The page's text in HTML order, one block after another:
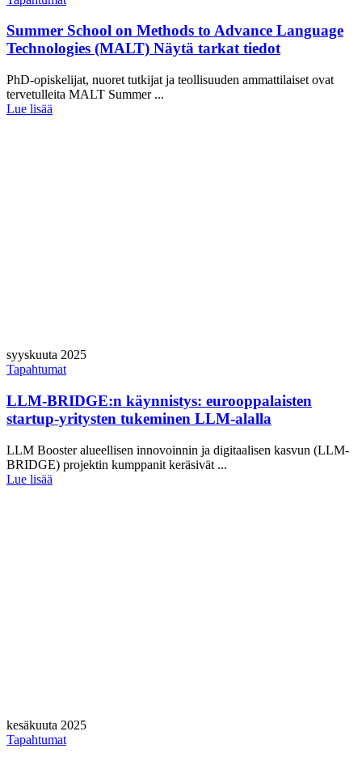
Summer School on Methods to Advance Language
Technologies (MALT) Näytä tarkat tiedot
PhD-opiskelijat, nuoret tutkijat ja teollisuuden ammattilaiset ovat
tervetulleita MALT Summer ...
Lue lisää
syyskuuta 2025
Tapahtumat
LLM-BRIDGE:n käynnistys: eurooppalaisten
startup-yritysten tukeminen LLM-alalla
LLM Booster alueellisen innovoinnin ja digitaalisen kasvun (LLM-
BRIDGE) projektin kumppanit keräsivät ...
Lue lisää
kesäkuuta 2025
Tapahtumat